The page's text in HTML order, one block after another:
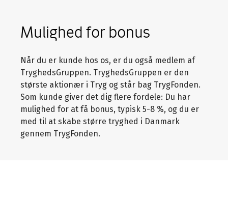
Mulighed for bonus
Når du er kunde hos os, er du også medlem af
TryghedsGruppen. TryghedsGruppen er den
største aktionær i Tryg og står bag TrygFonden.
Som kunde giver det dig flere fordele: Du har
mulighed for at få bonus, typisk 5-8 %, og du er
med til at skabe større tryghed i Danmark
gennem TrygFonden.